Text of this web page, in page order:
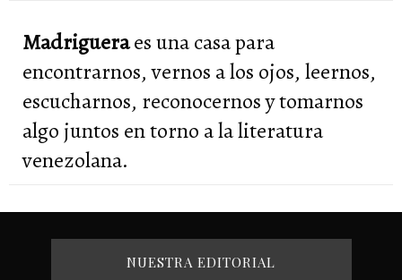
Madrigueraes una casa para
encontrarnos, vernos a los ojos, leernos,
escucharnos, reconocernos y tomarnos
algo juntos en torno a la literatura
venezolana.
NUESTRA EDITORIAL